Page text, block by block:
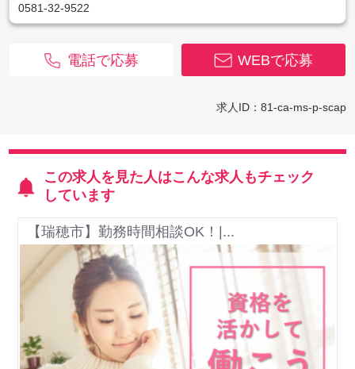
0581-32-9522
WEBで応募
電話で応募
求人ID：81-ca-ms-p-scap
この求人を見た人はこんな求人もチェック
しています
【瑞穂市】勤務時間相談OK！|...